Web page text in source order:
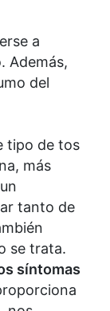
a
Además,
del
tipo de tos
más
tanto de
se trata.
síntomas